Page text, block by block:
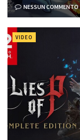
NESSUN COMMENTO
VIDEO